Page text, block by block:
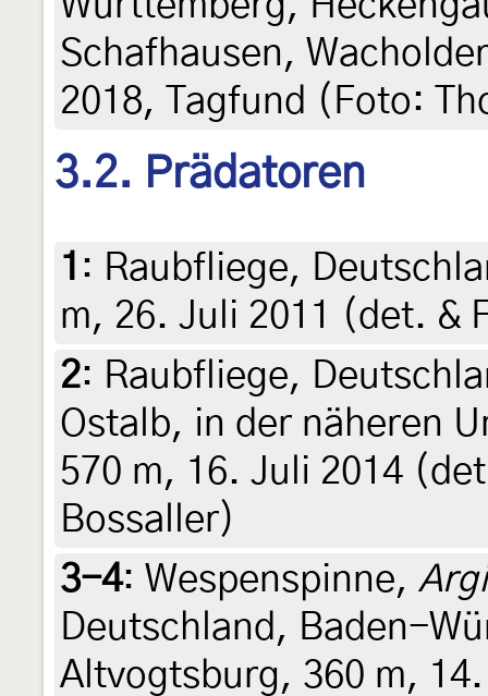
Schafhausen,
2018, Tagfund (Foto:
3.2. Prädatoren
1 : Raubfliege,
m, 26. Juli 2011 (det. &
2: Raubfliege,
Ostalb, in der näheren
570 m, 16. Juli 2014
Bossaller)
3-4: Wespenspinne,
Deutschland, Baden-
Altvogtsburg, 360 m,